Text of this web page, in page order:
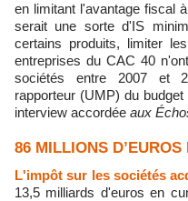
en limitant l'avantage fiscal
serait une sorte d'IS
certains produits, limiter
entreprises du CAC 40
sociétés entre 2007 et
rapporteur (UMP) du
interview accordée
aux
86 MILLIONS
L'impôt sur les sociétés
13,5 milliards d'euros en